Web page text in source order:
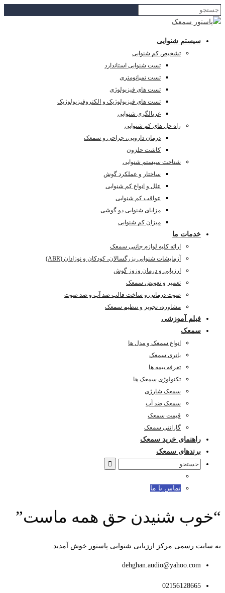
سیستم شنوایی
تشخیص کم شنوایی
تست شنوایی استاندارد
تست تمپانومتری
تست های فیزیولوژی
تست های فیزیولوژیک و الکتروفیزیولوژیک
غربالگری شنوایی
راه حل های کم شنوایی
درمان دارویی، جراحی و سمعک
کاشت حلزون
شناخت سیستم شنوایی
ساختار و عملکرد گوش
علل و انواع کم شنوایی
عواقب کم شنوایی
مزایای شنوایی دو گوشی
میزان کم شنوایی
خدمات ما
ارائه کلیه لوازم جانبی سمعک
آزمایشات شنوایی بزرگسالان، کودکان و نوزادان (ABR)
ارزیابی و درمان وزوز گوش
تعمیر و تعویض سمعک
صوت درمانی و ساخت قالب ضد آب و ضد صوت
مشاوره، تجویز و تنظیم سمعک
فیلم آموزشی
سمعک
انواع سمعک و مدل ها
باتری سمعک
تعرفه بیمه ها
تکنولوژی سمعک ها
سمعک شارژی
سمعک ضد آب
قیمت سمعک
گارانتی سمعک
راهنمای خرید سمعک
برندهای سمعک
Search
تماس با ما
“خوب شنیدن حق همه ماست”
به سایت رسمی مرکز ارزیابی شنوایی پاستور خوش آمدید.
dehghan.audio@yahoo.com
02156128665